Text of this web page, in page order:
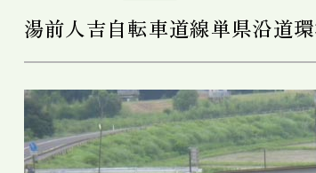
湯前人吉自転車道線単県沿道